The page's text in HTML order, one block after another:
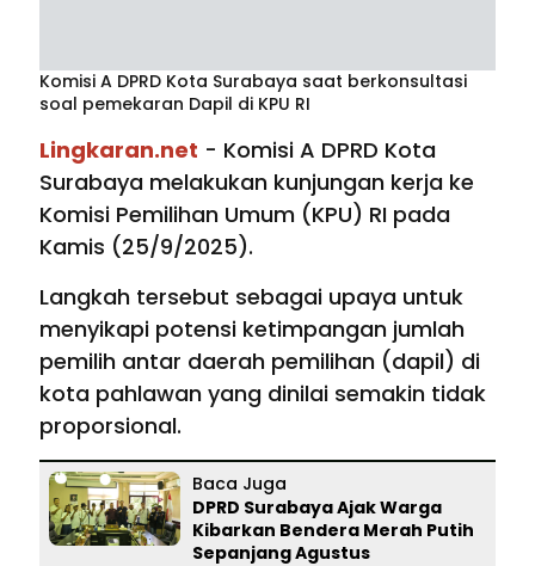
Komisi A DPRD Kota Surabaya saat berkonsultasi
soal pemekaran Dapil di KPU RI
Lingkaran.net - Komisi A DPRD Kota
Surabaya melakukan kunjungan kerja ke
Komisi Pemilihan Umum (KPU) RI pada
Kamis (25/9/2025).
Langkah tersebut sebagai upaya untuk
menyikapi potensi ketimpangan jumlah
pemilih antar daerah pemilihan (dapil) di
kota pahlawan yang dinilai semakin tidak
proporsional.
Baca Juga
DPRD Surabaya Ajak Warga
Kibarkan Bendera Merah Putih
Sepanjang Agustus